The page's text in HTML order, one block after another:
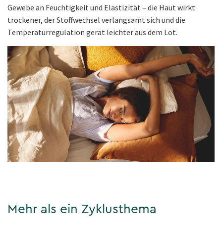
Gewebe an Feuchtigkeit und Elastizität – die Haut wirkt
trockener, der Stoffwechsel verlangsamt sich und die
Temperaturregulation gerät leichter aus dem Lot.
Mehr als ein Zyklusthema